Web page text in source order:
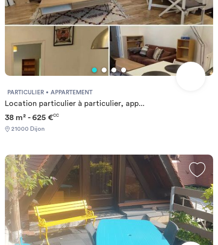
PARTICULIER APPARTEMENT
Location particulier à particulier, app...
38 m² - 625 €CC
21000 Dijon